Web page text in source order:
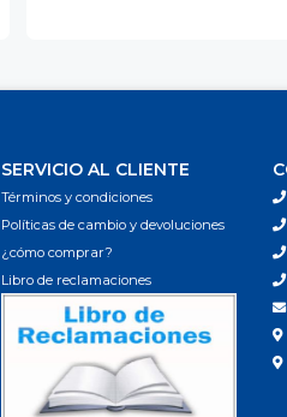
SERVICIO AL CLIENTE
Términos y condiciones
Políticas de cambio y devoluciones
¿cómo comprar?
Libro de reclamaciones